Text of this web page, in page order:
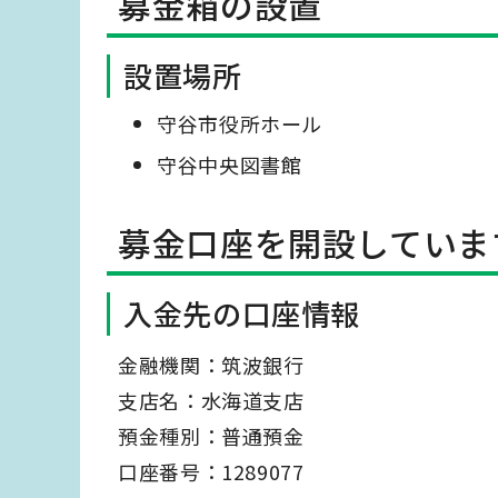
設置場所
守谷市役所ホール
守谷中央図書館
募金口座を開設してい
入金先の口座情報
金融機関：筑波銀行
支店名：水海道支店
預金種別：普通預金
口座番号：1289077